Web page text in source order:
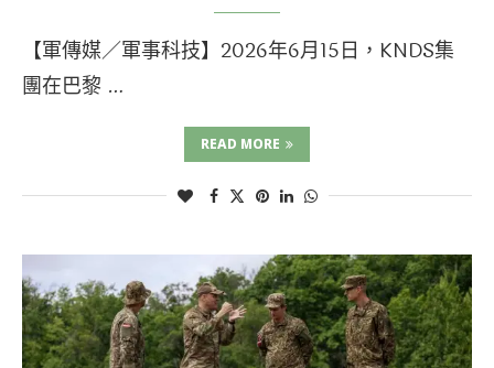
【軍傳媒／軍事科技】2026年6月15日，KNDS集
團在巴黎 …
READ MORE